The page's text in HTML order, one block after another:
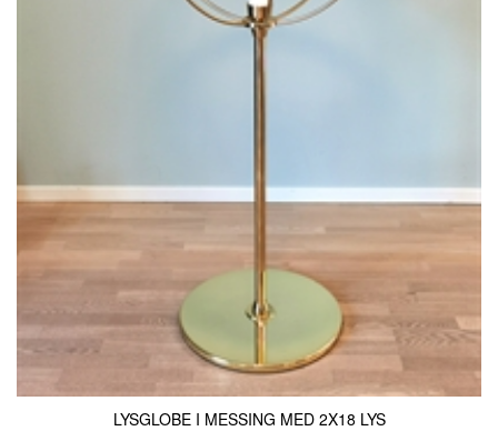
LYSGLOBE I MESSING MED 2X18 LYS